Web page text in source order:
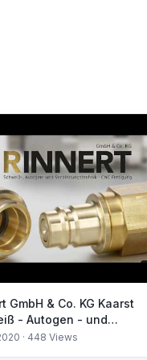
GmbH & Co. KG Kaarst
- Autogen - und
- CNC
· 448 Views